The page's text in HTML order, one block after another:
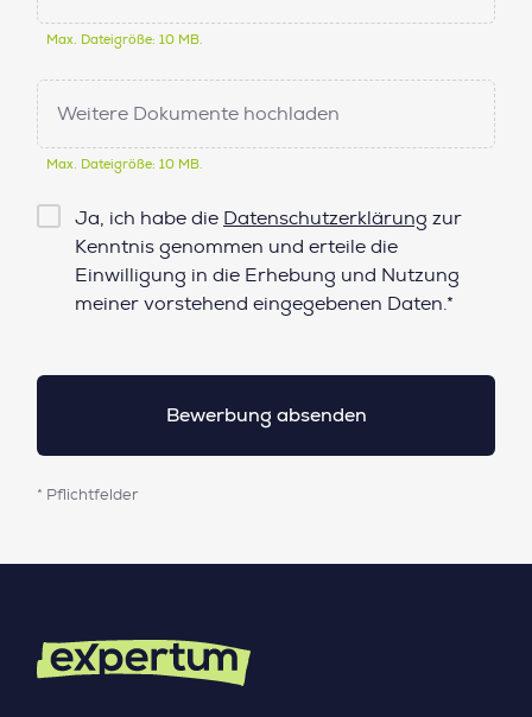
Max. Dateigröße: 10 MB.
Weitere Dokumente hochladen
Max. Dateigröße: 10 MB.
Checkbox
Datenschutz*
Ja, ich habe die Datenschutzerklärung zur
Kenntnis genommen und erteile die
Einwilligung in die Erhebung und Nutzung
meiner vorstehend eingegebenen Daten.*
* Pflichtfelder